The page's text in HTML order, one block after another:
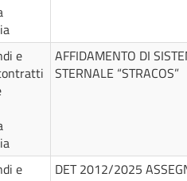
e
AFFIDAMENTO DI
STERNALE “STRACOS”
e
DET 2012/2025